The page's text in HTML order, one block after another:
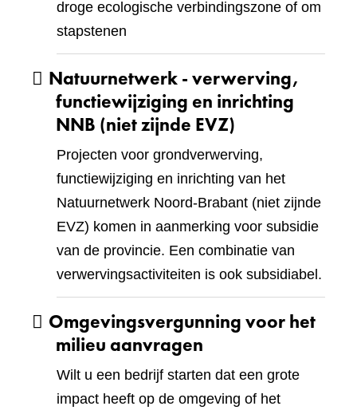
droge ecologische verbindingszone of om
stapstenen
Natuurnetwerk - verwerving,
functiewijziging en inrichting
NNB (niet zijnde EVZ)
Projecten voor grondverwerving,
functiewijziging en inrichting van het
Natuurnetwerk Noord-Brabant (niet zijnde
EVZ) komen in aanmerking voor subsidie
van de provincie. Een combinatie van
verwervingsactiviteiten is ook subsidiabel.
Omgevingsvergunning voor het
milieu aanvragen
Wilt u een bedrijf starten dat een grote
impact heeft op de omgeving of het